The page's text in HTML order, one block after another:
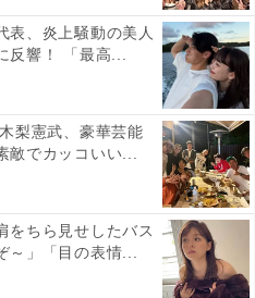
表、炎上騒動の美人
反響！ 「最高...
梨憲武、豪華芸能
敵でカッコいい...
をちら見せしたバス
～」「目の表情...